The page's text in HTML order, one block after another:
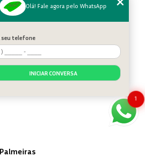
1
Olá! Fale agora pelo WhatsApp
seu telefone
INICIAR CONVERSA